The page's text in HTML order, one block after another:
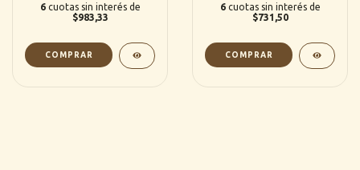
6 cuotas sin interés de
$983,33
6 cuotas sin interés de
$731,50